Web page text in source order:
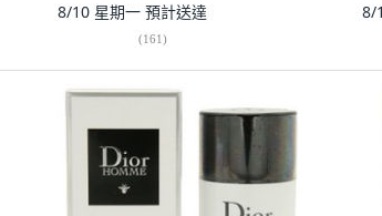
8/10 星期一 預計送達
(161)
8/